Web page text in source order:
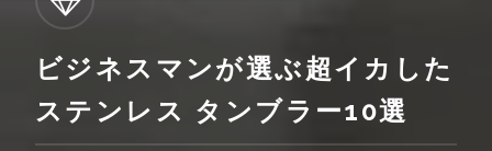
ビジネスマンが選ぶ超イカした
ステンレス タンブラー10選